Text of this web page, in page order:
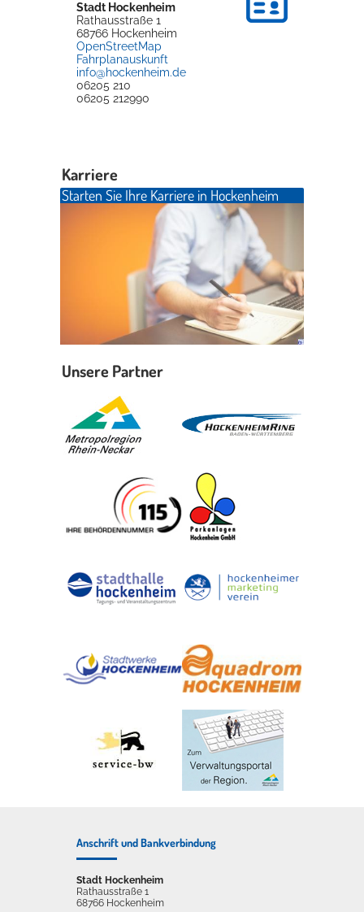
Stadt Hockenheim
Rathausstraße 1
68766 Hockenheim
OpenStreetMap
Fahrplanauskunft
info@hockenheim.de
06205 210
06205 212990
Karriere
Starten Sie Ihre Karriere in Hockenheim
Unsere Partner
Anschrift und Bankverbindung
Stadt Hockenheim
Rathausstraße 1
68766 Hockenheim